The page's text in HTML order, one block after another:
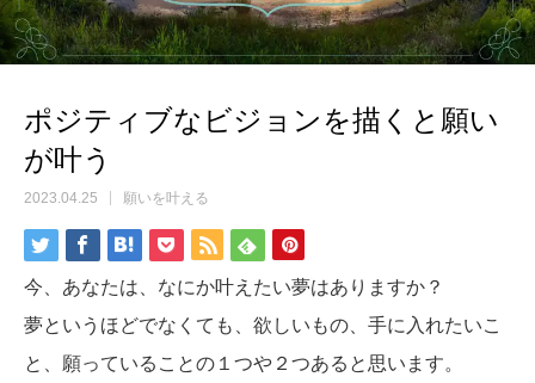
ポジティブなビジョンを描くと願い
が叶う
2023.04.25 願いを叶える
今、あなたは、なにか叶えたい夢はありますか？
夢というほどでなくても、欲しいもの、手に入れたいこ
と、願っていることの１つや２つあると思います。